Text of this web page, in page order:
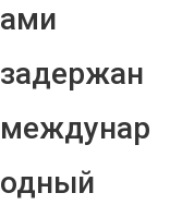
ами
задержан
междунар
одный